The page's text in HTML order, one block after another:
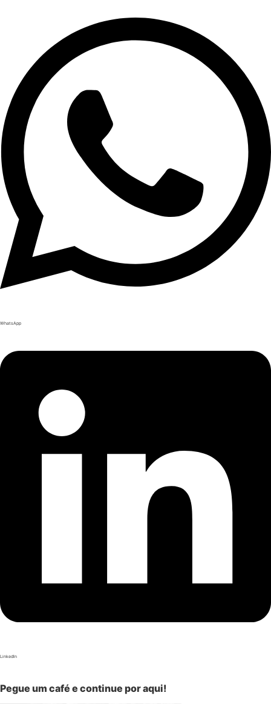
WhatsApp
LinkedIn
Pegue um café e continue por aqui!